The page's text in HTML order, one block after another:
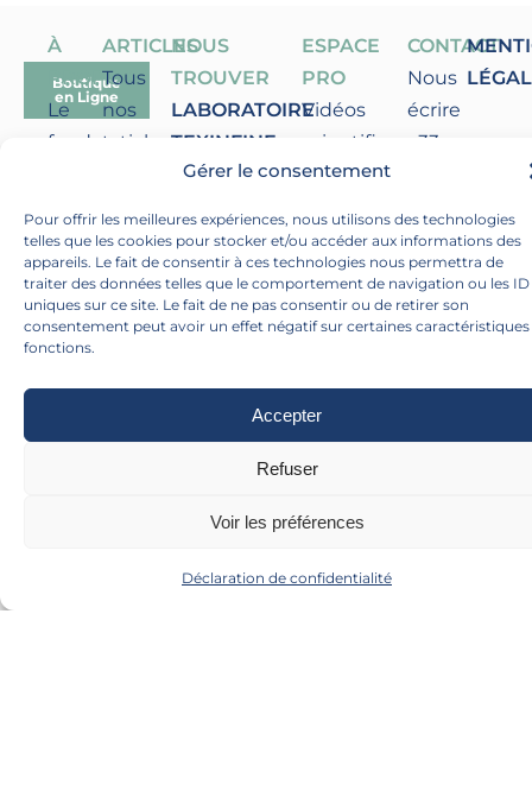
Gérer le consentement
Pour offrir les meilleures expériences, nous utilisons des technologies
telles que les cookies pour stocker et/ou accéder aux informations des
appareils. Le fait de consentir à ces technologies nous permettra de
traiter des données telles que le comportement de navigation ou les ID
uniques sur ce site. Le fait de ne pas consentir ou de retirer son
consentement peut avoir un effet négatif sur certaines
fonctions.
Accepter
Refuser
Voir les préférences
Déclaration de confidentialité
Boutique
en Ligne
À
PROPOS
Le
fondateur
ARTICLES
Tous
nos
articles
Articles
tous
publics
NOUS
TROUVER
LABORATOIRE
TEXINFINE
60 Rue
69006
LYON
France
ESPACE
PRO
Vidéos
scientifiques
& Replay
recontacter
Demander
l’accès à
l’ESPACE PRO
CONTACT
Nous
écrire
+33
63 03